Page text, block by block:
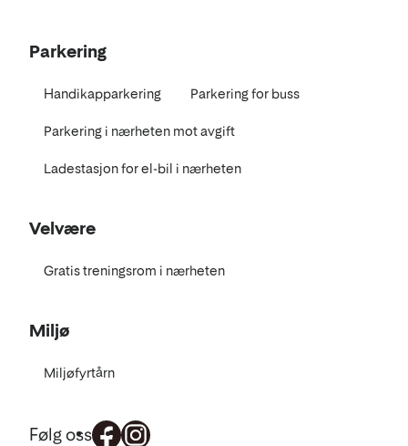
Parkering
Handikapparkering Parkering for buss
Parkering i nærheten mot avgift
Ladestasjon for el-bil i nærheten
Velvære
Gratis treningsrom i nærheten
Miljø
Miljøfyrtårn
Følg oss